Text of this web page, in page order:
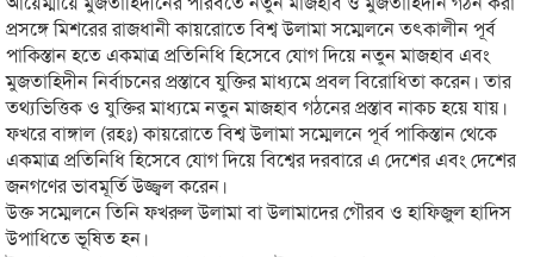
প্রসঙ্গে মিশরের রাজধানী কায়রোতে বিশ্ব উলামা সম্মেলনে তৎকালীন পূর্ব
পাকিস্তান হতে একমাত্র প্রতিনিধি হিসেবে যোগ দিয়ে নতুন মাজহাব এবং
মুজতাহিদীন নির্বাচনের প্রস্তাবে যুক্তির মাধ্যমে প্রবল বিরোধিতা করেন। তার
তথ্যভিত্তিক ও যুক্তির মাধ্যমে নতুন মাজহাব গঠনের প্রস্তাব নাকচ হয়ে যায়।
ফখরে বাঙ্গাল (রহঃ) কায়রোতে বিশ্ব উলামা সম্মেলনে পূর্ব পাকিস্তান থেকে
একমাত্র প্রতিনিধি হিসেবে যোগ দিয়ে বিশ্বের দরবারে এ দেশের এবং দেশের
জনগণের ভাবমূর্তি উজ্জ্বল করেন।
উক্ত সম্মেলনে তিনি ফখরুল উলামা বা উলামাদের গৌরব ও হাফিজুল হাদিস
উপাধিতে ভূষিত হন।